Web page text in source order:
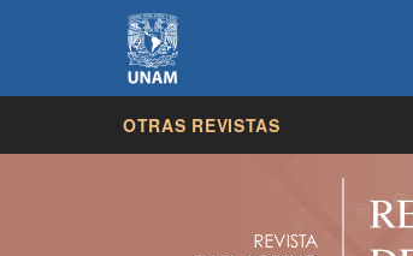
OTRAS REVISTAS